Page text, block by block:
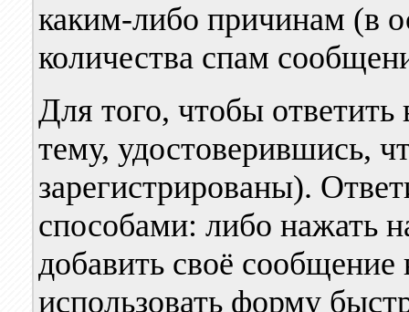
каким-либо причинам (в
количества спам
Для того, чтобы
тему, удостоверившись,
зарегистрированы).
способами: либо нажать
добавить своё
использовать форму